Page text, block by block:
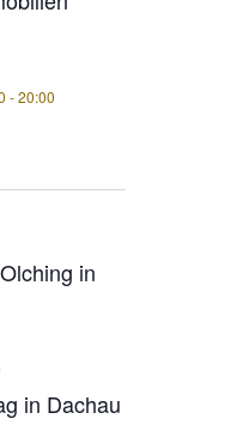
-20:00
in
in Dachau